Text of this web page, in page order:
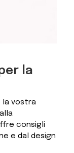
la
la vostra
consigli
e dal design